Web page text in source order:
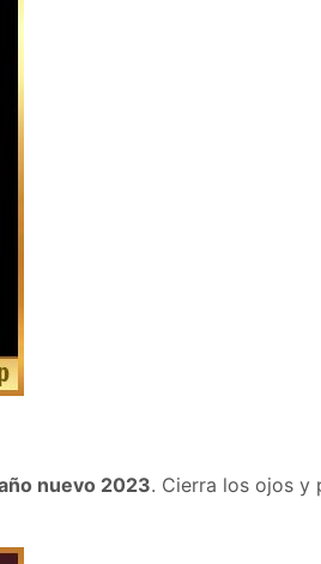
nuevo 2023. Cierra los ojos y